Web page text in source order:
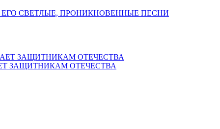
СВЕТЛЫЕ, ПРОНИКНОВЕННЫЕ ПЕСНИ
ЗАЩИТНИКАМ ОТЕЧЕСТВА